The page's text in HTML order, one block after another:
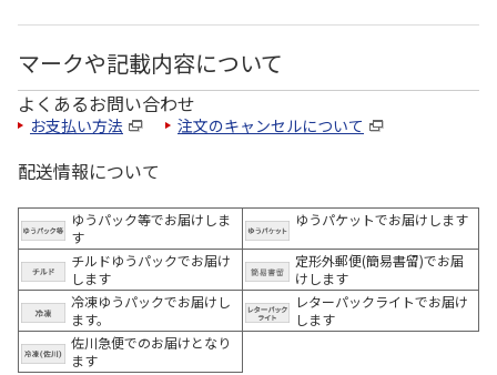
マークや記載内容について
よくあるお問い合わせ
お支払い方法 注文のキャンセルについて
配送情報について
ゆうパック等でお届けしま
す
ゆうパケットでお届けします
チルドゆうパックでお届け
します
定形外郵便(簡易書留)でお届
けします
冷凍ゆうパックでお届けし
ます。
レターパックライトでお届け
します
佐川急便でのお届けとなり
ます